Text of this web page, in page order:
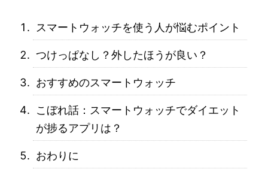
スマートウォッチを使う人が悩むポイント
つけっぱなし？外したほうが良い？
おすすめのスマートウォッチ
こぼれ話：スマートウォッチでダイエット
が捗るアプリは？
おわりに